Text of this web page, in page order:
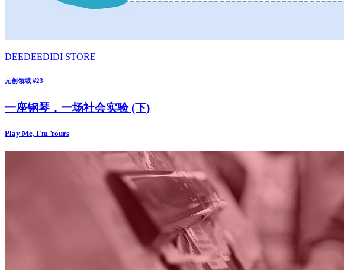
DEEDEEDIDI STORE
元创领域 #23
一座钢琴，一场社会实验 (下)
Play Me, I'm Yours